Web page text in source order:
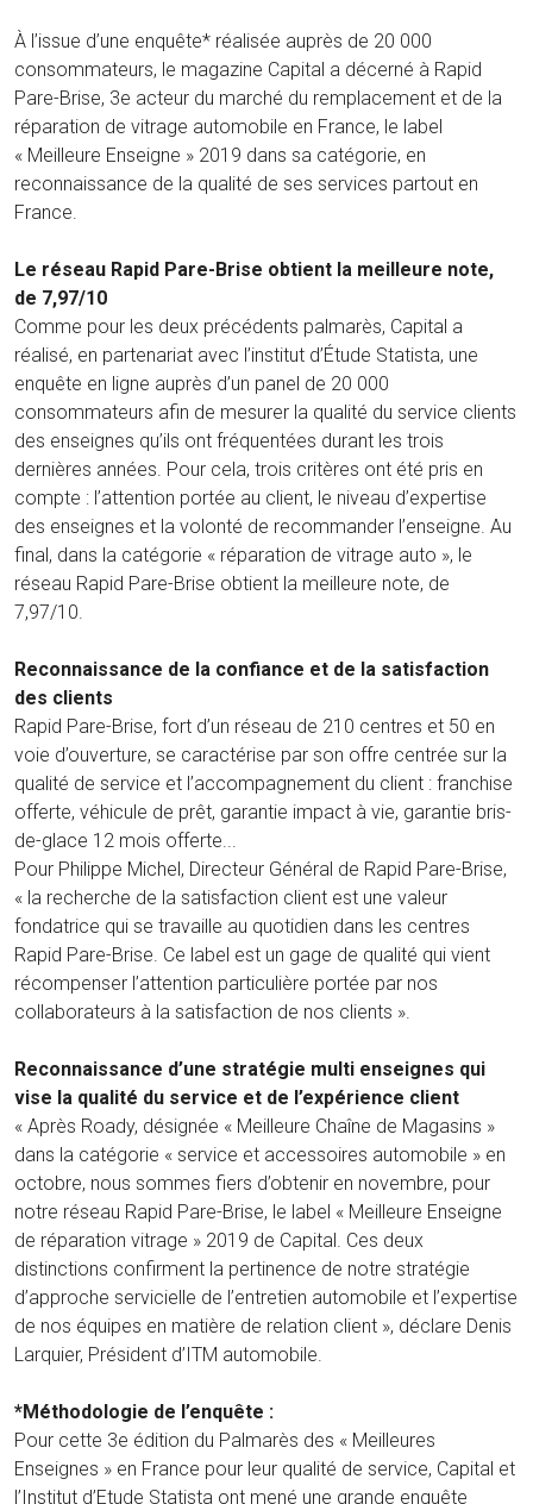
À l’issue d’une enquête* réalisée auprès de 20 000
consommateurs, le magazine Capital a décerné à Rapid
Pare-Brise, 3e acteur du marché du remplacement et de la
réparation de vitrage automobile en France, le label
« Meilleure Enseigne » 2019 dans sa catégorie, en
reconnaissance de la qualité de ses services partout en
France.
Le réseau Rapid Pare-Brise obtient la meilleure note,
de 7,97/10
Comme pour les deux précédents palmarès, Capital a
réalisé, en partenariat avec l’institut d’Étude Statista, une
enquête en ligne auprès d’un panel de 20 000
consommateurs afin de mesurer la qualité du service clients
des enseignes qu’ils ont fréquentées durant les trois
dernières années. Pour cela, trois critères ont été pris en
compte : l’attention portée au client, le niveau d’expertise
des enseignes et la volonté de recommander l’enseigne. Au
final, dans la catégorie « réparation de vitrage auto », le
réseau Rapid Pare-Brise obtient la meilleure note, de
7,97/10.
Reconnaissance de la confiance et de la satisfaction
des clients
Rapid Pare-Brise, fort d’un réseau de 210 centres et 50 en
voie d’ouverture, se caractérise par son offre centrée sur la
qualité de service et l’accompagnement du client : franchise
offerte, véhicule de prêt, garantie impact à vie, garantie bris-
de-glace 12 mois offerte...
Pour Philippe Michel, Directeur Général de Rapid Pare-Brise,
« la recherche de la satisfaction client est une valeur
fondatrice qui se travaille au quotidien dans les centres
Rapid Pare-Brise. Ce label est un gage de qualité qui vient
récompenser l’attention particulière portée par nos
collaborateurs à la satisfaction de nos clients ».
Reconnaissance d’une stratégie multi enseignes qui
vise la qualité du service et de l’expérience client
« Après Roady, désignée « Meilleure Chaîne de Magasins »
dans la catégorie « service et accessoires automobile » en
octobre, nous sommes fiers d’obtenir en novembre, pour
notre réseau Rapid Pare-Brise, le label « Meilleure Enseigne
de réparation vitrage » 2019 de Capital. Ces deux
distinctions confirment la pertinence de notre stratégie
d’approche servicielle de l’entretien automobile et l’expertise
de nos équipes en matière de relation client », déclare Denis
Larquier, Président d’ITM automobile.
*Méthodologie de l’enquête :
Pour cette 3e édition du Palmarès des « Meilleures
Enseignes » en France pour leur qualité de service, Capital et
l’Institut d’Etude Statista ont mené une grande enquête